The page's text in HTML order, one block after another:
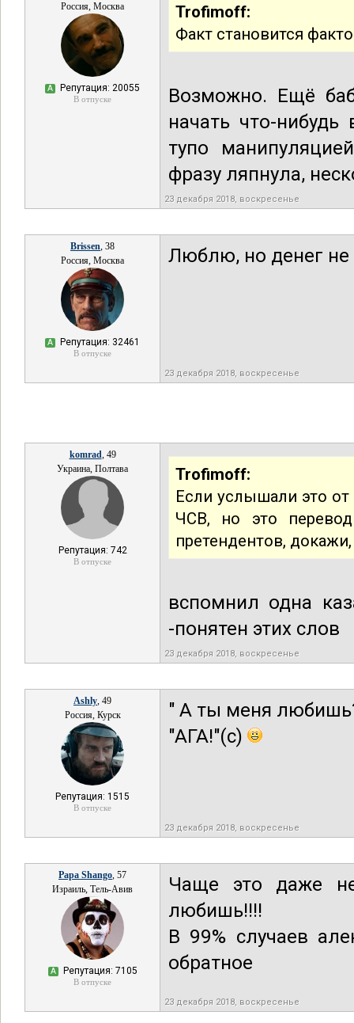
Россия, Москва
А Репутация: 20055
В отпуске
Trofimoff:
Факт становится
Возможно. Ещё
начать что-
тупо
фразу ляпнула,
23 декабря 2018, воскресенье
Brissen, 38
Россия, Москва
А Репутация: 32461
В отпуске
Люблю, но денег не
23 декабря 2018, воскресенье
komrad, 49
Украина, Полтава
Репутация: 742
В отпуске
Trofimoff:
Если услышали это
ЧСВ, но это
претендентов,
вспомнил одна
-понятен этих слов
23 декабря 2018, воскресенье
Ashly, 49
Россия, Курск
Репутация: 1515
В отпуске
" А ты меня
"АГА!"(с)
23 декабря 2018, воскресенье
Papa Shango, 57
Израиль, Тель-Авив
А Репутация: 7105
В отпуске
Чаще это даже
любишь!!!!
В 99% случаев
обратное
23 декабря 2018, воскресенье